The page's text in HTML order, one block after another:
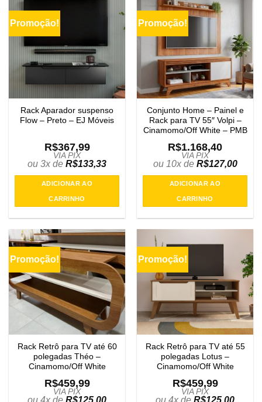
Promoção!
Rack Aparador suspenso
Flow – Preto – EJ Móveis
R$367,99
VIA PIX
ou 3x de R$133,33
ADICIONAR AO
CARRINHO
Promoção!
Conjunto Home – Painel e
Rack para TV 55″ Volpi –
Cinamomo/Off White – PMB
R$1.168,40
VIA PIX
ou 10x de R$127,00
ADICIONAR AO
CARRINHO
Promoção!
Rack Retrô para TV até 60
polegadas Théo –
Cinamomo/Off White
R$459,99
VIA PIX
ou 4x de R$125,00
Promoção!
Rack Retrô para TV até 55
polegadas Lotus –
Cinamomo/Off White
R$459,99
VIA PIX
ou 4x de R$125,00